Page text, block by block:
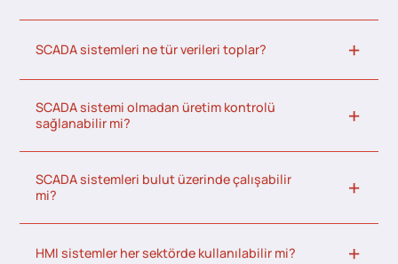
SCADA sistemleri ne tür verileri toplar?
SCADA sistemi olmadan üretim kontrolü
sağlanabilir mi?
SCADA sistemleri bulut üzerinde çalışabilir
mi?
HMI sistemler her sektörde kullanılabilir mi?